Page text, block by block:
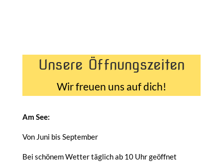
Unsere Öffnungszeiten
Wir freuen uns auf dich!
Am See:
Von Juni bis September
Bei schönem Wetter täglich ab 10 Uhr geöffnet